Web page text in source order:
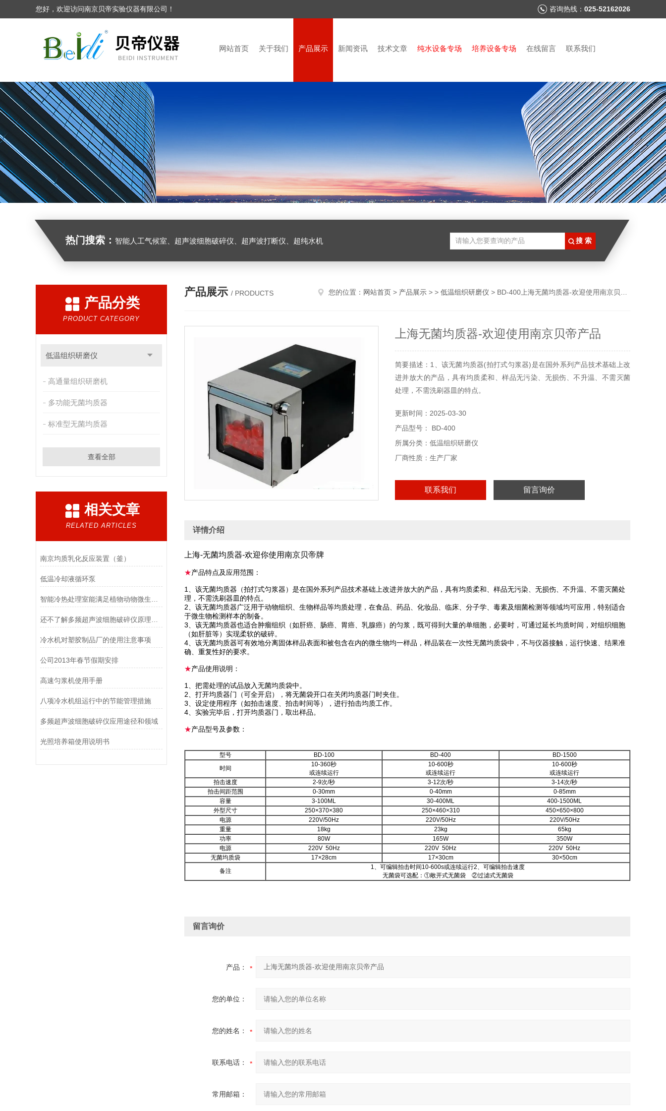
您好，欢迎访问南京贝帝实验仪器有限公司！ 咨询热线： 025-52162026
网站首页 关于我们 产品展示 新闻资讯 技术文章 纯水设备专场 培养设备专场 在线留言 联系我们
热门搜索： 智能人工气候室、超声波细胞破碎仪、超声波打断仪、超纯水机
产品分类
PRODUCT CATEGORY
低温组织研磨仪
高通量组织研磨机
多功能无菌均质器
标准型无菌均质器
查看全部
相关文章
RELATED ARTICLES
南京均质乳化反应装置（釜）
低温冷却液循环泵
冷水机对塑胶制品厂的使用注意事项
公司2013年春节假期安排
高速匀浆机使用手册
八项冷水机组运行中的节能管理措施
多频超声波细胞破碎仪应用途径和领域
光照培养箱使用说明书
产品展示 / PRODUCTS 您的位置： 网站首页 > 产品展示 > > 低温组织研磨仪 > BD-400上海无菌均质器-欢迎使用南京贝帝产品
上海无菌均质器-欢迎使用南京贝帝产品
简要描述：1、该无菌均质器(拍打式匀浆器)是在国外系列产品技术基础上改
进并放大的产品，具有均质柔和、样品无污染、无损伤、不升温、不需灭菌
处理，不需洗刷器皿的特点。
更新时间：2025-03-30
产品型号： BD-400
所属分类：低温组织研磨仪
厂商性质：生产厂家
联系我们 留言询价
详情介绍
上海-无菌均质器-欢迎你使用南京贝帝牌
★产品特点及应用范围：
1、该无菌均质器（拍打式匀浆器）是在国外系列产品技术基础上改进并放大的产品，具有均质柔和、样品无污染、无损伤、不升温、不需灭菌处
理，不需洗刷器皿的特点。
2、该无菌均质器广泛用于动物组织、生物样品等均质处理，在食品、药品、化妆品、临床、分子学、毒素及细菌检测等领域均可应用，特别适合
于微生物检测样本的制备。
3、该无菌均质器也适合肿瘤组织（如肝癌、肠癌、胃癌、乳腺癌）的匀浆，既可得到大量的单细胞，必要时，可通过延长均质时间，对组织细胞
（如肝脏等）实现柔软的破碎。
4、该无菌均质器可有效地分离固体样品表面和被包含在内的微生物均一样品，样品装在一次性无菌均质袋中，不与仪器接触，运行快速、结果准
确、重复性好的要求。
★产品使用说明：
1、把需处理的试品放入无菌均质袋中。
2、打开均质器门（可全开启），将无菌袋开口在关闭均质器门时夹住。
3、设定使用程序（如拍击速度、拍击时间等），进行拍击均质工作。
4、实验完毕后，打开均质器门，取出样品。
★产品型号及参数：
型号 BD-100 BD-400
BD-1500
时间
10-360秒
或连续运行
10-600秒
或连续运行
10-600秒
或连续运行
拍击速度
2-9次/秒 3-12次/秒
3-14次/秒
拍击间距范围
0-30mm 0-40mm
0-85mm
容量
3-100ML 30-400ML
400-1500ML
外型尺寸
250×370×380 250×460×310
450×650×800
电源
220V/50Hz 220V/50Hz
220V/50Hz
重量
18kg 23kg
65kg
功率
80W 165W
350W
电源
220V 50Hz 220V 50Hz
220V 50Hz
无菌均质袋
17×28cm 17×30cm
30×50cm
备注
1、可编辑拍击时间10-600s或连续运行2、可编辑拍击速度
无菌袋可选配：①敞开式无菌袋 ②过滤式无菌袋
留言询价
产品：
您的单位：
您的姓名：
联系电话：
常用邮箱：